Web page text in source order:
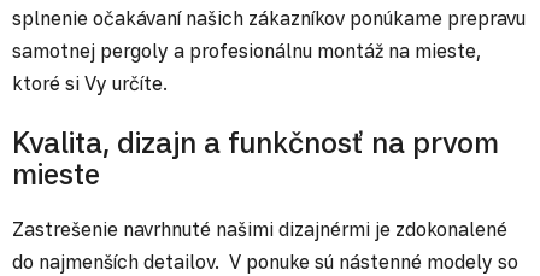
splnenie očakávaní našich zákazníkov ponúkame prepravu
samotnej pergoly a profesionálnu montáž na mieste,
ktoré si Vy určíte.
Kvalita, dizajn a funkčnosť na prvom
mieste
Zastrešenie navrhnuté našimi dizajnérmi je zdokonalené
do najmenších detailov. V ponuke sú nástenné modely so